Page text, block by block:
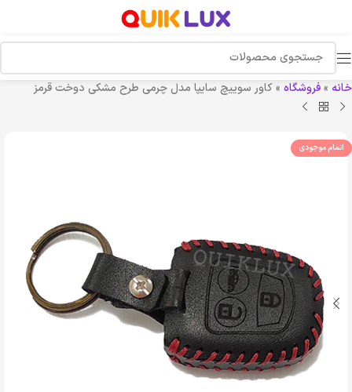
خانه »فروشگاه »کاور سوییچ سایپا مدل چرمی طرح مشکی دوخت قرمز
اتمام موجودی